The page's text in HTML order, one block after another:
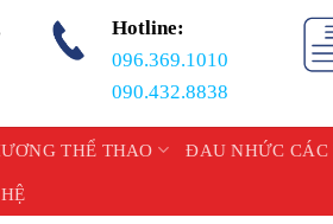
Hotline:
096.369.1010
090.432.8838
THỂ THAO ĐAU NHỨC CÁC